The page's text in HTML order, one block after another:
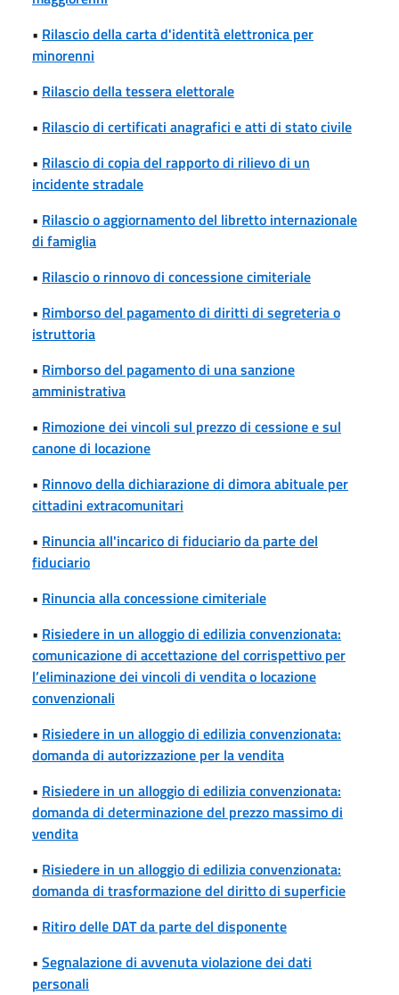
• Rilascio della carta d'identità elettronica per
minorenni
• Rilascio della tessera elettorale
• Rilascio di certificati anagrafici e atti di stato civile
• Rilascio di copia del rapporto di rilievo di un
incidente stradale
• Rilascio o aggiornamento del libretto internazionale
di famiglia
• Rilascio o rinnovo di concessione cimiteriale
• Rimborso del pagamento di diritti di segreteria o
istruttoria
• Rimborso del pagamento di una sanzione
amministrativa
• Rimozione dei vincoli sul prezzo di cessione e sul
canone di locazione
• Rinnovo della dichiarazione di dimora abituale per
cittadini extracomunitari
• Rinuncia all'incarico di fiduciario da parte del
fiduciario
• Rinuncia alla concessione cimiteriale
• Risiedere in un alloggio di edilizia convenzionata:
comunicazione di accettazione del corrispettivo per
l’eliminazione dei vincoli di vendita o locazione
convenzionali
• Risiedere in un alloggio di edilizia convenzionata:
domanda di autorizzazione per la vendita
• Risiedere in un alloggio di edilizia convenzionata:
domanda di determinazione del prezzo massimo di
vendita
• Risiedere in un alloggio di edilizia convenzionata:
domanda di trasformazione del diritto di superficie
• Ritiro delle DAT da parte del disponente
• Segnalazione di avvenuta violazione dei dati
personali